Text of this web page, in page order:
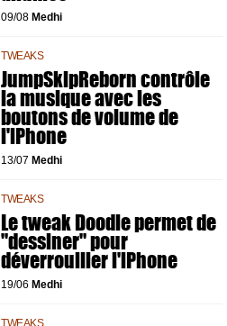
09/08 Medhi
TWEAKS
JumpSkipReborn contrôle
la musique avec les
boutons de volume de
l'iPhone
13/07 Medhi
TWEAKS
Le tweak Doodle permet de
"dessiner" pour
déverrouiller l'iPhone
19/06 Medhi
TWEAKS